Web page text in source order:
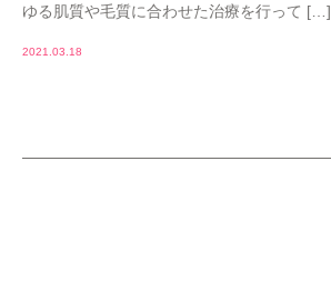
ゆる肌質や毛質に合わせた治療を行って […]
2021.03.18